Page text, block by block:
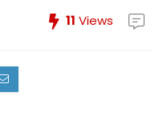
11 Views